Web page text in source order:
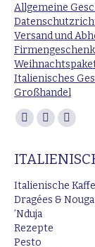
Allgemeine
Versand und
Italienisches
Großhandel
Finden Sie uns auf:
Facebook
opens
in
new
window
Instagram
opens
in
new
E-
page
opens
in
Italienische
Dragées &
’Nduja
Rezepte
Pesto